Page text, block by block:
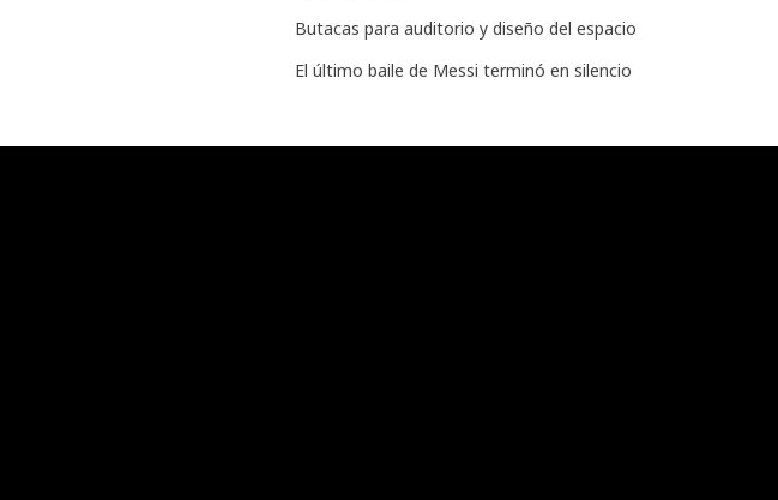
Butacas para auditorio y diseño del espacio
El último baile de Messi terminó en silencio